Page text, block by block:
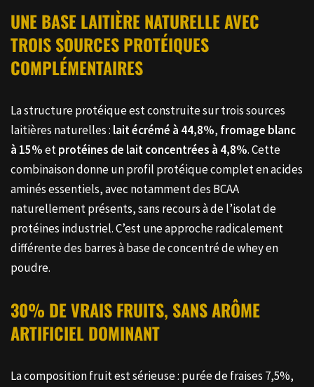
UNE BASE LAITIÈRE NATURELLE AVEC
TROIS SOURCES PROTÉIQUES
COMPLÉMENTAIRES
La structure protéique est construite sur trois sources
laitières naturelles : lait écrémé à 44,8%, fromage blanc
à 15%etprotéines de lait concentrées à 4,8%. Cette
combinaison donne un profil protéique complet en acides
aminés essentiels, avec notamment des BCAA
naturellement présents, sans recours à de l’isolat de
protéines industriel. C’est une approche radicalement
différente des barres à base de concentré de whey en
poudre.
30% DE VRAIS FRUITS, SANS ARÔME
ARTIFICIEL DOMINANT
La composition fruit est sérieuse : purée de fraises 7,5%,